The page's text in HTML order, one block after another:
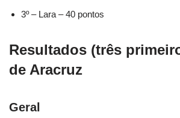
3º – Lara – 40 pontos
Resultados (três
de Aracruz
Geral